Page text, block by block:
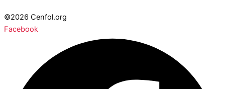
©2026 Cenfol.org
Facebook